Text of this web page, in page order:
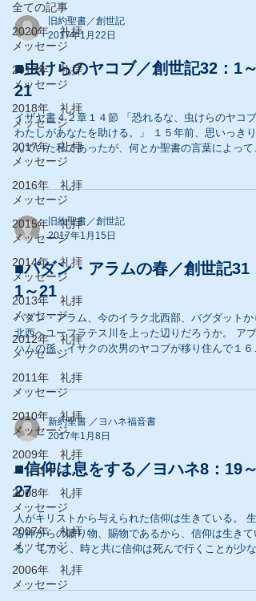
全ての記事
2020年 礼拝
メッセージ
2019年 礼拝
メッセージ
2018年 礼拝
メッセージ
2017年 礼拝
メッセージ
2016年 礼拝
メッセージ
2015年 礼拝
メッセージ
2014年 礼拝
メッセージ
2013年 礼拝
メッセージ
2012年 礼拝
メッセージ
2011年 礼拝
メッセージ
2010年 礼拝
メッセージ
2009年 礼拝
メッセージ
2008年 礼拝
メッセージ
2007年 礼拝
メッセージ
2006年 礼拝
メッセージ
旧約聖書／創世記
2017年1月22日
■虫けらのヤコブ／創世記32：1～
21
イザヤ書４２章１４節 「恐れるな、虫けらのヤコブ
わたしがあなたを助ける。」 １５年前、思いっきり
んでいた私であったが、何とか聖書の言葉によって
き上げられたいと思っていたとき、目に飛び込んで
た主の言葉。 「虫けら」という言葉と「わたし（神
があなたを助ける」がチグハグ...
旧約聖書／創世記
2017年1月15日
■パダン・アラムの春／創世記31：
1～21
パダン・アラム、今のイラク北西部、バグダットか
北西へユーフラテス川を上った辺りだろうか。 アブ
ハムの孫、イサクの次男のヤコブが移り住んで１６
コブであるが、ラバンの娘のレアとラケルの二人を
り、家業とした牧畜に精を出し、...
新約聖書 ／ヨハネ福音書
2017年1月8日
■信仰は息をする／ヨハネ8：19～
27
人がキリストから与えられた信仰は生きている。 生
る神からの贈り物、賜物であるから、信仰は生きて
る。 しかし、時と共に信仰は死んで行くことが少な
ない。 それは人間が再び世の常識と道理の中に埋も
て行く過程に従って、生きて弾んでいた信仰も萎ん
行くからだ。...